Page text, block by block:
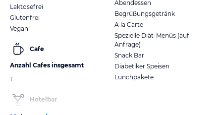
Laktosefrei
Glutenfrei
Vegan
Cafe
Anzahl Cafes insgesamt
1
Hotelbar
Abendessen
Begrüßungsgetränk
A la Carte
Spezielle Diät-Menüs (auf
Anfrage)
Snack Bar
Diabetiker Speisen
Lunchpakete